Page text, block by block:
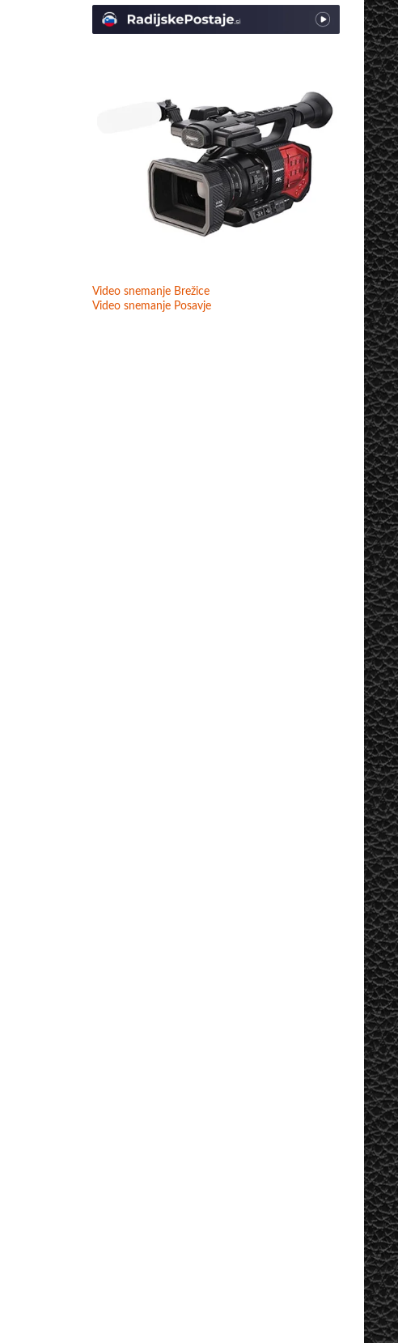
Video snemanje Brežice
Video snemanje Posavje